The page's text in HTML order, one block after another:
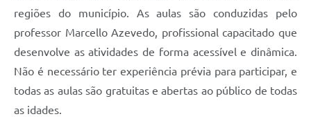
regiões do município. As aulas são conduzidas pelo
professor Marcello Azevedo, profissional capacitado que
desenvolve as atividades de forma acessível e dinâmica.
Não é necessário ter experiência prévia para participar, e
todas as aulas são gratuitas e abertas ao público de todas
as idades.